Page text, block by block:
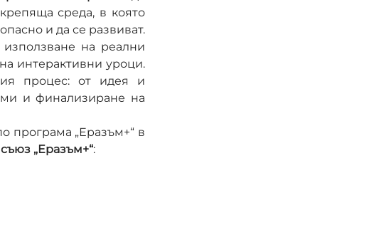
среда, в която
и да се развиват.
на реални
интерактивни уроци.
процес: от идея и
и финализиране на
програма „Еразъм+“ в
„Еразъм+“: